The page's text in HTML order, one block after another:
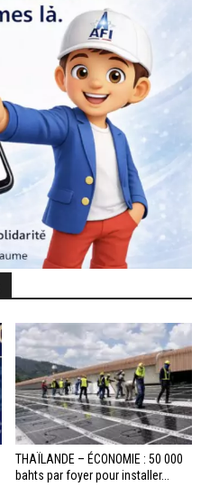
THAÏLANDE – ÉCONOMIE : 50 000
bahts par foyer pour installer...